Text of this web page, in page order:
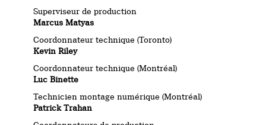
Superviseur de production
Marcus Matyas
Coordonnateur technique (Toronto)
Kevin Riley
Coordonnateur technique (Montréal)
Luc Binette
Technicien montage numérique (Montréal)
Patrick Trahan